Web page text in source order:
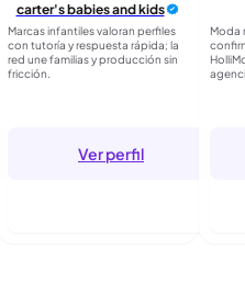
carter's babies and kids
Marcas infantiles valoran perfiles
con tutoría y respuesta rápida; la
red une familias y producción sin
fricción.
Ver perfil
Moda